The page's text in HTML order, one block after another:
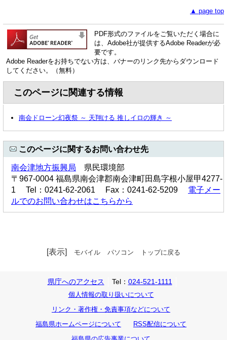
▲ page top
PDF形式のファイルをご覧いただく場合に
は、Adobe社が提供するAdobe Readerが必
要です。
Adobe Readerをお持ちでない方は、バナーのリンク先からダウンロード
してください。（無料）
このページに関連する情報
南会ドローン幻夜祭 ～ 天翔ける 推しイロの輝き ～
このページに関するお問い合わせ先
南会津地方振興局 県民環境部
〒967-0004 福島県南会津郡南会津町田島字根小屋甲4277-
1 Tel：0241-62-2061 Fax：0241-62-5209 電子メー
ルでのお問い合わせはこちらから
[表示] モバイル パソコン トップに戻る
県庁へのアクセス Tel： 024-521-1111
個人情報の取り扱いについて
リンク・著作権・免責事項などについて
福島県ホームページについて
RSS配信について